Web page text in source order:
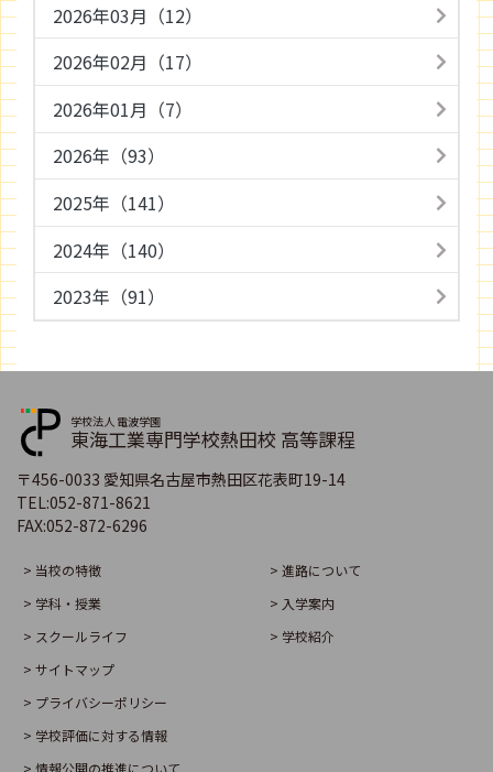
2026年03月（12）
2026年02月（17）
2026年01月（7）
2026年（93）
2025年（141）
2024年（140）
2023年（91）
学校法人 電波学園
東海工業専門学校熱田校 高等課程
〒456-0033 愛知県名古屋市熱田区花表町19-14
TEL:052-871-8621
FAX:052-872-6296
> 当校の特徴
> 学科・授業
> スクールライフ
> 進路について
> 入学案内
> 学校紹介
> サイトマップ
> プライバシーポリシー
> 学校評価に対する情報
> 情報公開の推進について